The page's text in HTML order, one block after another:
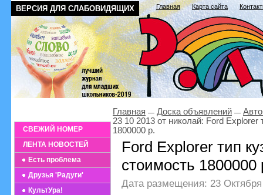
ВЕРСИЯ ДЛЯ СЛАБОВИДЯЩИХ Главная Карта сайта
СВЕЖИЙ НОМЕР
ЛЕНТА НОВОСТЕЙ
Есть проблема
Друзья 'Радуги'
КультУра!
Главная Доска объявлений
23 10 2013 от николай: Ford Explorer
1800000 р.
Ford Explorer тип
стоимость 1800000
Дата размещения: 23